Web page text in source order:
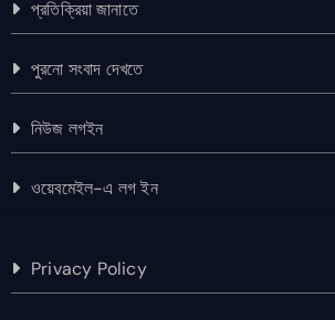
প্রতিক্রিয়া জানাতে
পুরনো সংবাদ দেখতে
নিউজ লগইন
ওয়েবমেইল-এ লগ ইন
Privacy Policy